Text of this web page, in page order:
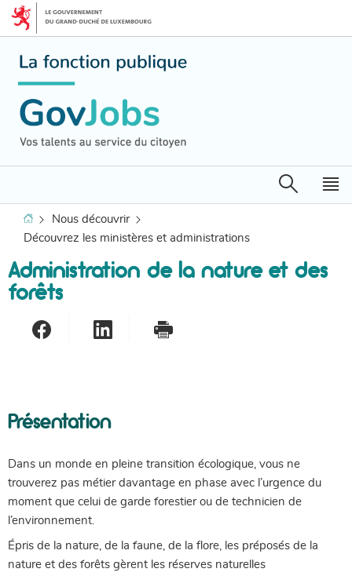
Aller
navigation
Aller
AccueilNous découvrir
Découvrez les ministères et administrations
Administration de la nature et des
forêts
Partager sur Facebook- nouvelle fenêtre
Partager sur LinkedIn
Présentation
Dans un monde en pleine transition écologique, vous ne
trouverez pas métier davantage en phase avec l’urgence du
moment que celui de garde forestier ou de technicien de
l’environnement.
Épris de la nature, de la faune, de la flore, les préposés de la
nature et des forêts gèrent les réserves naturelles